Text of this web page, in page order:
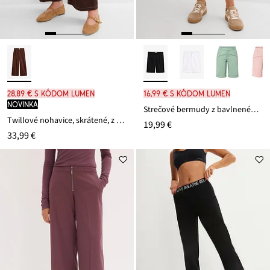
28,89 € s kódom LUMEN
novinka
Twillové nohavice, skrátené, z čistej bavlny
33,99 €
16,99 € s kódom LUMEN
Strečové bermudy z bavlneného mixu
19,99 €